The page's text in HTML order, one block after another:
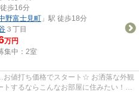
徒歩16分
野富士見町 」駅 徒歩18分
３丁目
万円
集中： 2室
値打ち価格でスタート☆ お洒落な外観
するならこんなお部屋に住みたい！使